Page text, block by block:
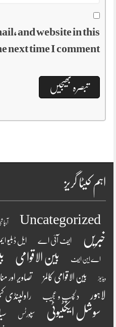
and website in this
next time I comment.
اہم کیٹا گریز
Uncategorized
خبریں
ایف آئی اے ایل ڈبلیو
اے این ایف بین الاقوامی
ویڈیوز بین الاقوامی کالمز تصاویر اور
لاہور
دلچسپ و عجیب راولپنڈی
سوشل ایکٹیوٹی سپورٹس